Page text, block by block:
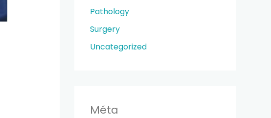
Pathology
Surgery
Uncategorized
Méta